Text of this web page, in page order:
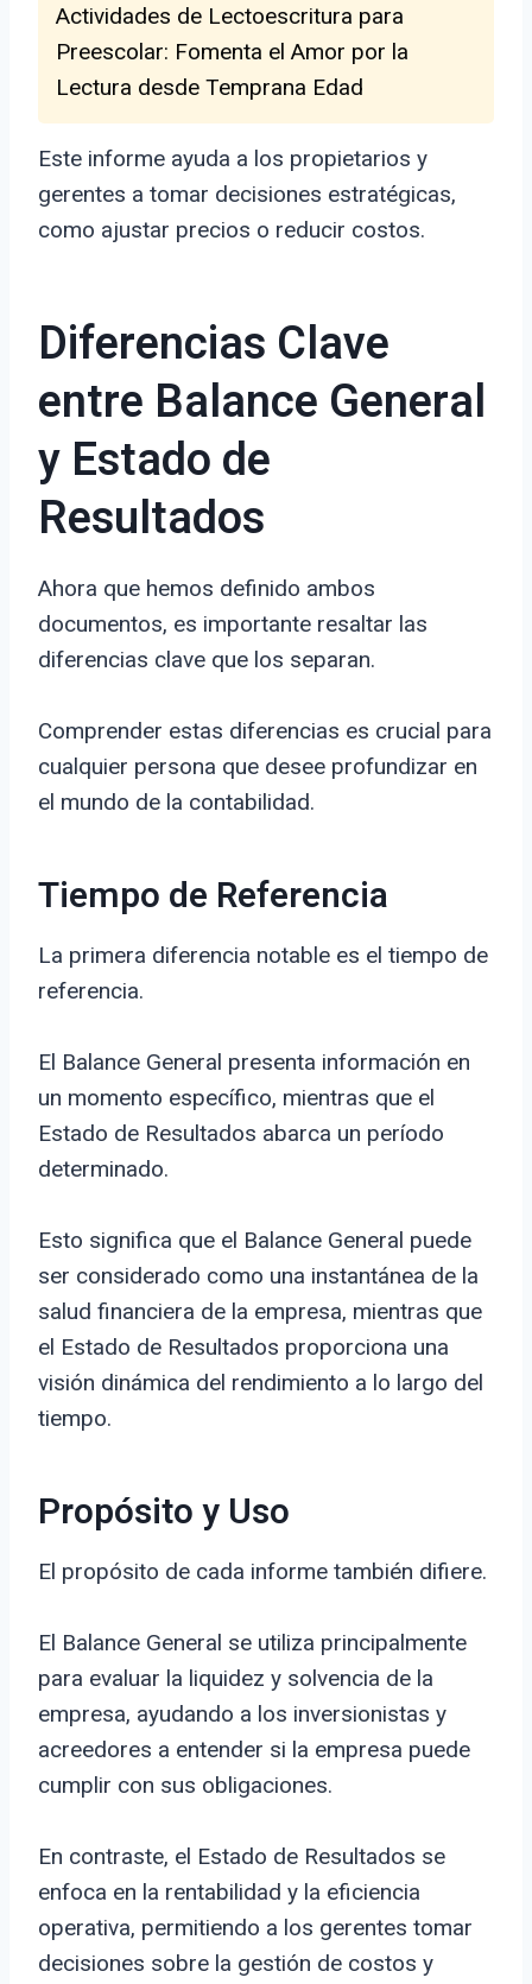
Actividades de Lectoescritura para
Preescolar: Fomenta el Amor por la
Lectura desde Temprana Edad
Este informe ayuda a los propietarios y
gerentes a tomar decisiones estratégicas,
como ajustar precios o reducir costos.
Diferencias Clave
entre Balance General
y Estado de
Resultados
Ahora que hemos definido ambos
documentos, es importante resaltar las
diferencias clave que los separan.
Comprender estas diferencias es crucial para
cualquier persona que desee profundizar en
el mundo de la contabilidad.
Tiempo de Referencia
La primera diferencia notable es el tiempo de
referencia.
El Balance General presenta información en
un momento específico, mientras que el
Estado de Resultados abarca un período
determinado.
Esto significa que el Balance General puede
ser considerado como una instantánea de la
salud financiera de la empresa, mientras que
el Estado de Resultados proporciona una
visión dinámica del rendimiento a lo largo del
tiempo.
Propósito y Uso
El propósito de cada informe también difiere.
El Balance General se utiliza principalmente
para evaluar la liquidez y solvencia de la
empresa, ayudando a los inversionistas y
acreedores a entender si la empresa puede
cumplir con sus obligaciones.
En contraste, el Estado de Resultados se
enfoca en la rentabilidad y la eficiencia
operativa, permitiendo a los gerentes tomar
decisiones sobre la gestión de costos y